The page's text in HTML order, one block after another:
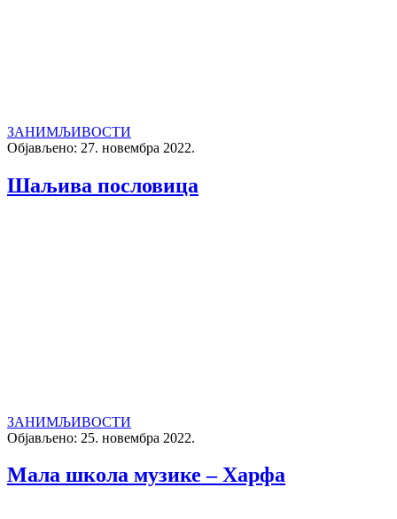
ЗАНИМЉИВОСТИ
Објављено: 27. новембра 2022.
Шаљива пословица
ЗАНИМЉИВОСТИ
Објављено: 25. новембра 2022.
Мала школа музике – Харфа